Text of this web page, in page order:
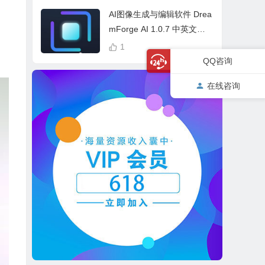
AI图像生成与编辑软件 Drea
mForge AI 1.0.7 中英文多
语言 Win 本地离线运行
1
QQ咨询
在线咨询